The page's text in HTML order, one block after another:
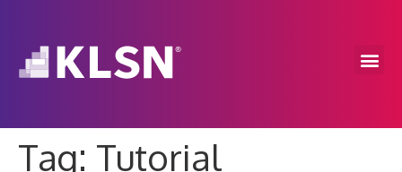
Tag: Tutorial